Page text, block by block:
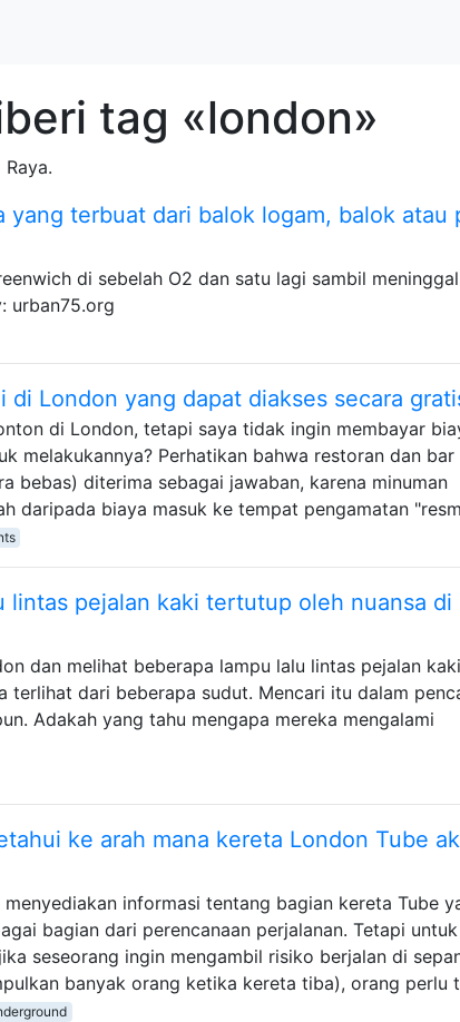
tag «london»
yang terbuat dari balok logam, balok atau
di sebelah O2 dan satu lagi sambil
urban75.org
London yang dapat diakses secara
di London, tetapi saya tidak ingin membayar
melakukannya? Perhatikan bahwa restoran dan bar
bebas) diterima sebagai jawaban, karena minuman
daripada biaya masuk ke tempat pengamatan
lintas pejalan kaki tertutup oleh nuansa di
dan melihat beberapa lampu lalu lintas pejalan kaki
terlihat dari beberapa sudut. Mencari itu dalam
Adakah yang tahu mengapa mereka mengalami
ke arah mana kereta London Tube
informasi tentang bagian kereta Tube
bagian dari perencanaan perjalanan. Tetapi untuk
seseorang ingin mengambil risiko berjalan di
banyak orang ketika kereta tiba), orang perlu